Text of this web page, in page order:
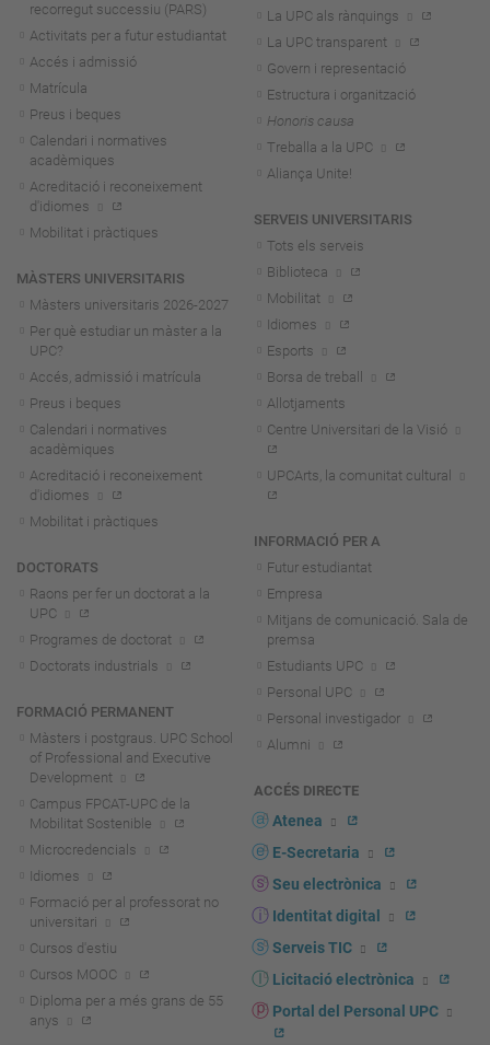
recorregut successiu (PARS)
Activitats per a futur estudiantat
Accés i admissió
Matrícula
Preus i beques
Calendari i normatives
acadèmiques
Acreditació i reconeixement
d'idiomes
Mobilitat i pràctiques
MÀSTERS UNIVERSITARIS
Màsters universitaris 2026-2027
Per què estudiar un màster a la
UPC?
Accés, admissió i matrícula
Preus i beques
Calendari i normatives
acadèmiques
Acreditació i reconeixement
d'idiomes
Mobilitat i pràctiques
DOCTORATS
Raons per fer un doctorat a la
UPC
Programes de doctorat
Doctorats industrials
FORMACIÓ PERMANENT
Màsters i postgraus. UPC School
of Professional and Executive
Development
Campus FPCAT-UPC de la
Mobilitat Sostenible
Microcredencials
Idiomes
Formació per al professorat no
universitari
Cursos d'estiu
Cursos MOOC
Diploma per a més grans de 55
anys
La UPC als rànquings
La UPC transparent
Govern i representació
Estructura i organització
Honoris causa
Treballa a la UPC
Aliança Unite!
SERVEIS UNIVERSITARIS
Tots els serveis
Biblioteca
Mobilitat
Idiomes
Esports
Borsa de treball
Allotjaments
Centre Universitari de la Visió
UPCArts, la comunitat cultural
INFORMACIÓ PER A
Futur estudiantat
Empresa
Mitjans de comunicació. Sala de
premsa
Estudiants UPC
Personal UPC
Personal investigador
Alumni
ACCÉS DIRECTE
Atenea
E-Secretaria
Seu electrònica
Identitat digital
Serveis TIC
Licitació electrònica
Portal del Personal UPC